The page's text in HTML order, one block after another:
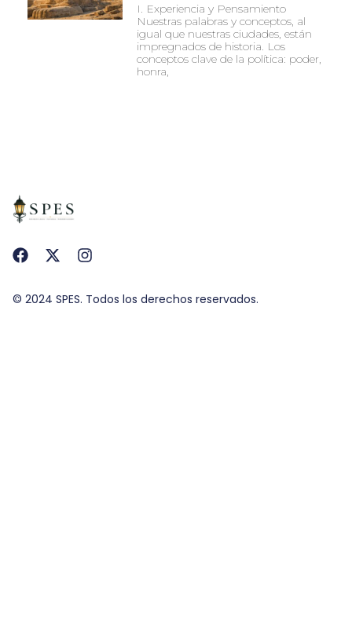
I. Experiencia y Pensamiento
Nuestras palabras y conceptos, al
igual que nuestras ciudades, están
impregnados de historia. Los
conceptos clave de la política: poder,
honra,
© 2024 SPES. Todos los derechos reservados.